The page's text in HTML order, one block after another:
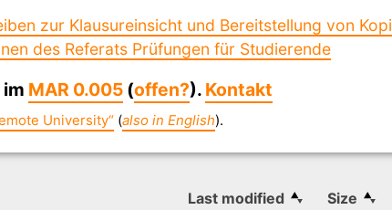
zur Klausureinsicht und Bereitstellung von
des Referats Prüfungen für Studierende
MAR 0.005 (offen?). Kontakt
University“ (also in English).
Last modified Size